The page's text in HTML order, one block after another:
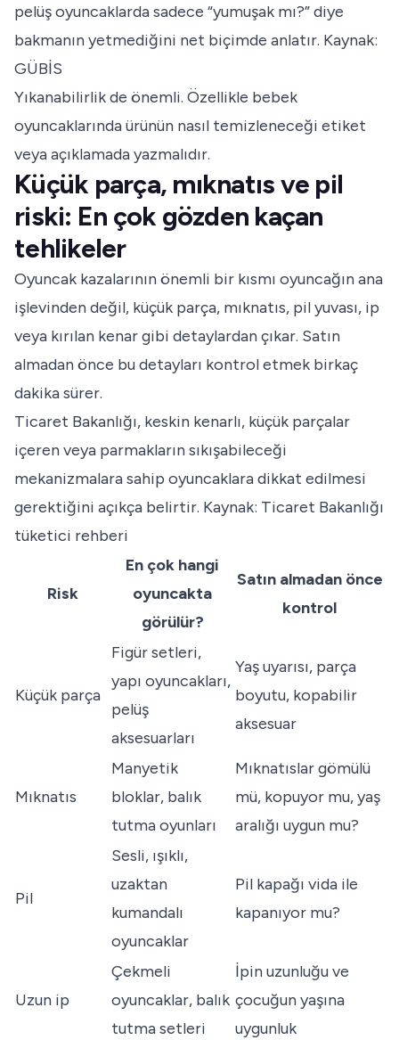
pelüş oyuncaklarda sadece “yumuşak mı?” diye
bakmanın yetmediğini net biçimde anlatır. Kaynak:
GÜBİS
Yıkanabilirlik de önemli. Özellikle bebek
oyuncaklarında ürünün nasıl temizleneceği etiket
veya açıklamada yazmalıdır.
Küçük parça, mıknatıs ve pil
riski: En çok gözden kaçan
tehlikeler
Oyuncak kazalarının önemli bir kısmı oyuncağın ana
işlevinden değil, küçük parça, mıknatıs, pil yuvası, ip
veya kırılan kenar gibi detaylardan çıkar. Satın
almadan önce bu detayları kontrol etmek birkaç
dakika sürer.
Ticaret Bakanlığı, keskin kenarlı, küçük parçalar
içeren veya parmakların sıkışabileceği
mekanizmalara sahip oyuncaklara dikkat edilmesi
gerektiğini açıkça belirtir. Kaynak: Ticaret Bakanlığı
tüketici rehberi
Risk
En çok hangi
oyuncakta
görülür?
Satın almadan önce
kontrol
Küçük parça
Figür setleri,
yapı oyuncakları,
pelüş
aksesuarları
Yaş uyarısı, parça
boyutu, kopabilir
aksesuar
Mıknatıs
Manyetik
bloklar, balık
tutma oyunları
Mıknatıslar gömülü
mü, kopuyor mu, yaş
aralığı uygun mu?
Pil
Sesli, ışıklı,
uzaktan
kumandalı
oyuncaklar
Pil kapağı vida ile
kapanıyor mu?
Uzun ip
Çekmeli
oyuncaklar, balık
tutma setleri
İpin uzunluğu ve
çocuğun yaşına
uygunluk